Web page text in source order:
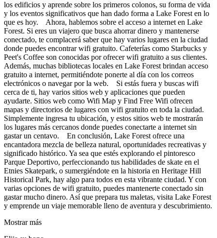
los edificios y aprende sobre los primeros colonos, su forma de vida
y los eventos significativos que han dado forma a Lake Forest en lo
que es hoy. Ahora, hablemos sobre el acceso a internet en Lake
Forest. Si eres un viajero que busca ahorrar dinero y mantenerse
conectado, te complacerá saber que hay varios lugares en la ciudad
donde puedes encontrar wifi gratuito. Cafeterías como Starbucks y
Peet's Coffee son conocidas por ofrecer wifi gratuito a sus clientes.
Además, muchas bibliotecas locales en Lake Forest brindan acceso
gratuito a internet, permitiéndote ponerte al día con los correos
electrónicos o navegar por la web. Si estás fuera y buscas wifi
cerca de ti, hay varios sitios web y aplicaciones que pueden
ayudarte. Sitios web como Wifi Map y Find Free Wifi ofrecen
mapas y directorios de lugares con wifi gratuito en toda la ciudad.
Simplemente ingresa tu ubicación, y estos sitios web te mostrarán
los lugares más cercanos donde puedes conectarte a internet sin
gastar un centavo. En conclusión, Lake Forest ofrece una
encantadora mezcla de belleza natural, oportunidades recreativas y
significado histórico. Ya sea que estés explorando el pintoresco
Parque Deportivo, perfeccionando tus habilidades de skate en el
Etnies Skatepark, o sumergiéndote en la historia en Heritage Hill
Historical Park, hay algo para todos en esta vibrante ciudad. Y con
varias opciones de wifi gratuito, puedes mantenerte conectado sin
gastar mucho dinero. Así que prepara tus maletas, visita Lake Forest
y emprende un viaje memorable lleno de aventura y descubrimiento.
Mostrar más